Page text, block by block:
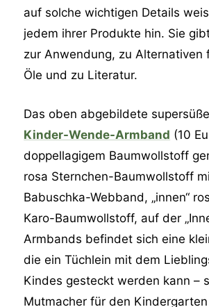
auf solche wichtigen Details
jedem ihrer Produkte hin. Sie
zur Anwendung, zu Alternativen
Öle und zu Literatur.
Das oben abgebildete supersüße
Kinder-Wende-Armband (10
doppellagigem Baumwollstoff
rosa Sternchen-Baumwollstoff
Babuschka-Webband, „innen“
Karo-Baumwollstoff, auf der
Armbands befindet sich eine
die ein Tüchlein mit dem
Kindes gesteckt werden kann –
Mutmacher für den